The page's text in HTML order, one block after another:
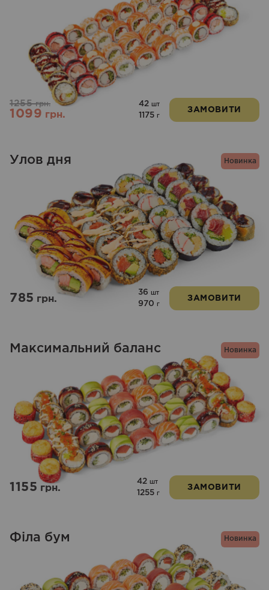
1255грн.
1099грн.
42 шт
1175 г
ЗАМОВИТИ
Новинка
Улов дня
785грн.
36 шт
970 г
ЗАМОВИТИ
Новинка
Максимальний баланс
1155грн.
42 шт
1255 г
ЗАМОВИТИ
Новинка
Філа бум